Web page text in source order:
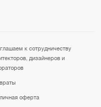
к сотрудничеству
дизайнеров и
оферта